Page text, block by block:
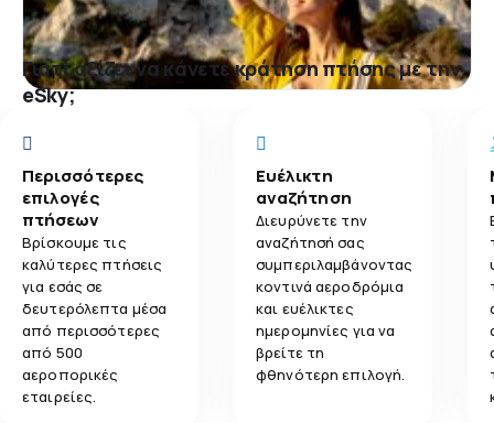
Γιατί αξίζει να κάνετε κράτηση πτήσης με την
eSky;
Περισσότερες
επιλογές
πτήσεων
Βρίσκουμε τις
καλύτερες πτήσεις
για εσάς σε
δευτερόλεπτα μέσα
από περισσότερες
από 500
αεροπορικές
εταιρείες.
Ευέλικτη
αναζήτηση
Διευρύνετε την
αναζήτησή σας
συμπεριλαμβάνοντας
κοντινά αεροδρόμια
και ευέλικτες
ημερομηνίες για να
βρείτε τη
φθηνότερη επιλογή.